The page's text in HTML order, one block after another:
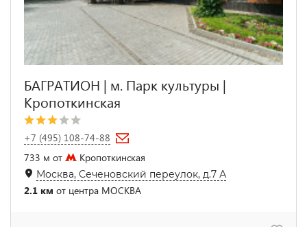
БАГРАТИОН | м. Парк культуры |
Кропоткинская
+7 (495) 108-74-88
733 м от
Кропоткинская
Москва, Сеченовский переулок, д.7 А
2.1 км от центра МОСКВА